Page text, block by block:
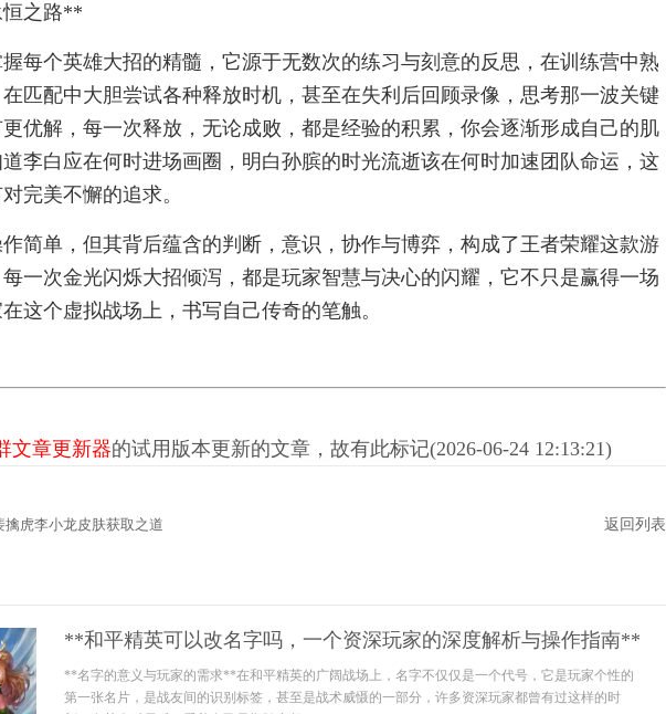
之路**
每个英雄大招的精髓，它源于无数次的练习与刻意的反思，在训练营中熟
匹配中大胆尝试各种释放时机，甚至在失利后回顾录像，思考那一波关键
优解，每一次释放，无论成败，都是经验的积累，你会逐渐形成自己的肌
李白应在何时进场画圈，明白孙膑的时光流逝该在何时加速团队命运，这
完美不懈的追求。
简单，但其背后蕴含的判断，意识，协作与博弈，构成了王者荣耀这款游
一次金光闪烁大招倾泻，都是玩家智慧与决心的闪耀，它不只是赢得一场
这个虚拟战场上，书写自己传奇的笔触。
文章更新器的试用版本更新的文章，故有此标记(2026-06-24 12:13:21)
虎李小龙皮肤获取之道 返回列表
**和平精英可以改名字吗，一个资深玩家的深度解析与操作指南**
**名字的意义与玩家的需求**在和平精英的广阔战场上，名字不仅仅是一个代号，它是玩家个性的
第一张名片，是战友间的识别标签，甚至是战术威慑的一部分，许多资深玩家都曾有过这样的时